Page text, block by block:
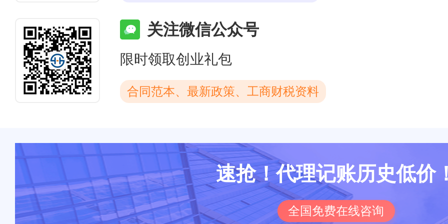
关注微信公众号
限时领取创业礼包
合同范本、最新政策、工商财税资料
速抢！代理记账历史低价
全国免费在线咨询